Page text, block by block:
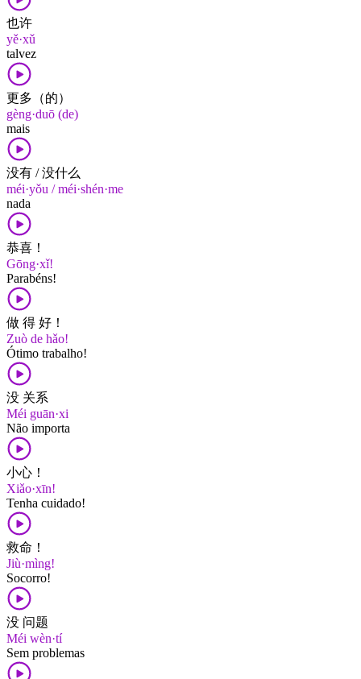
也许
yě·xǔ
talvez
更多（的）
gèng·duō (de)
mais
没有 / 没什么
méi·yǒu / méi·shén·me
nada
恭喜！
Gōng·xǐ!
Parabéns!
做 得 好！
Zuò de hǎo!
Ótimo trabalho!
没 关系
Méi guān·xi
Não importa
小心！
Xiǎo·xīn!
Tenha cuidado!
救命！
Jiù·mìng!
Socorro!
没 问题
Méi wèn·tí
Sem problemas